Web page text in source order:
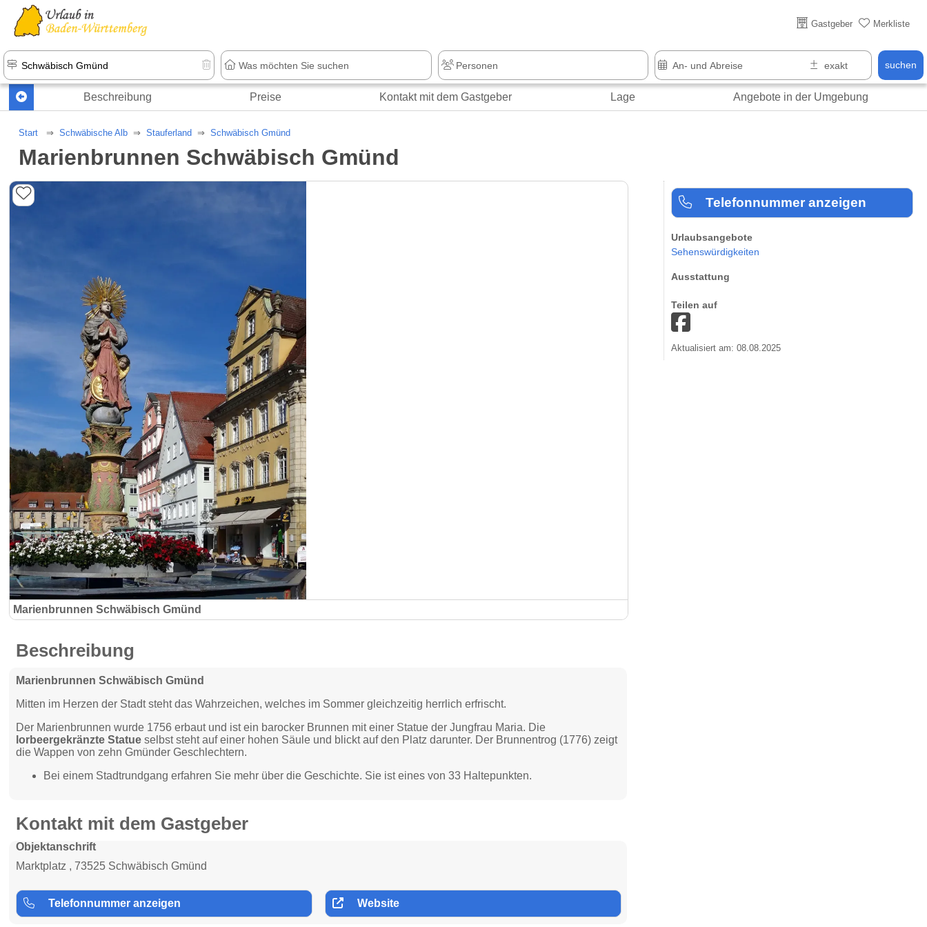
Gastgeber Merkliste
suchen
Beschreibung Preise Kontakt mit dem Gastgeber Lage Angebote in der Umgebung
Start Schwäbische Alb Stauferland Schwäbisch Gmünd
Marienbrunnen Schwäbisch Gmünd
Marienbrunnen Schwäbisch Gmünd
Telefonnummer anzeigen
Urlaubsangebote
Sehenswürdigkeiten
Ausstattung
Teilen auf
Aktualisiert am: 08.08.2025
Beschreibung
Marienbrunnen Schwäbisch Gmünd
Mitten im Herzen der Stadt steht das Wahrzeichen, welches im Sommer gleichzeitig herrlich erfrischt.
Der Marienbrunnen wurde 1756 erbaut und ist ein barocker Brunnen mit einer Statue der Jungfrau Maria. Die
lorbeergekränzte Statue selbst steht auf einer hohen Säule und blickt auf den Platz darunter. Der Brunnentrog (1776) zeigt
die Wappen von zehn Gmünder Geschlechtern.
Bei einem Stadtrundgang erfahren Sie mehr über die Geschichte. Sie ist eines von 33 Haltepunkten.
Kontakt mit dem Gastgeber
Objektanschrift
Marktplatz , 73525 Schwäbisch Gmünd
Telefonnummer anzeigen Website